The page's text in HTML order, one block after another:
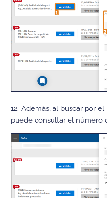
12. Además, al buscar por
puede consultar el número